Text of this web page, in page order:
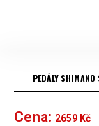
PEDÁLY
Cena: 2659 Kč